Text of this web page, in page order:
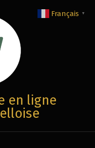
en ligne
Français ▼